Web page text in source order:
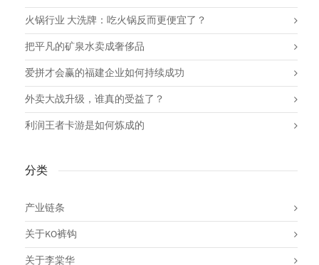
火锅行业 大洗牌：吃火锅反而更便宜了？
把平凡的矿泉水卖成奢侈品
爱拼才会赢的福建企业如何持续成功
外卖大战升级，谁真的受益了？
利润王者卡游是如何炼成的
分类
产业链条
关于KO裤钩
关于李棠华